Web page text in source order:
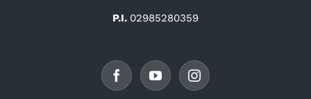
P.I. 02985280359